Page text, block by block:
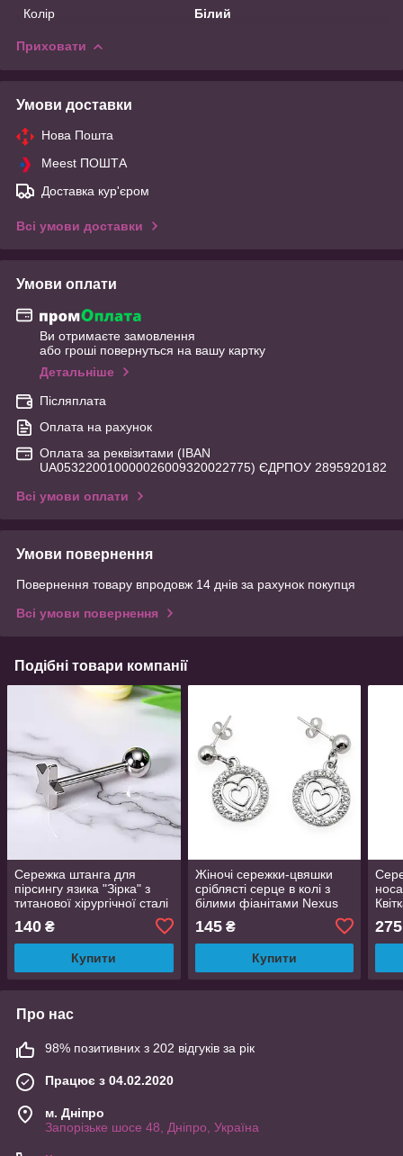
Колір
Білий
Приховати
Умови доставки
Нова Пошта
Meest ПОШТА
Доставка кур'єром
Всі умови доставки
Умови оплати
Ви отримаєте замовлення
або гроші повернуться на вашу картку
Детальніше
Післяплата
Оплата на рахунок
Оплата за реквізитами (IBAN
UA053220010000026009320022775) ЄДРПОУ 2895920182
Всі умови оплати
Умови повернення
Повернення товару впродовж 14 днів за рахунок покупця
Всі умови повернення
Подібні товари компанії
Сережка штанга для
пірсингу язика "Зірка" з
титанової хірургічної сталі
140 ₴
Купити
Жіночі сережки-цвяшки
сріблясті серце в колі з
білими фіанітами Nexus
145₴
Купити
275
Про нас
98% позитивних з 202 відгуків за рік
Працює з 04.02.2020
м. Дніпро
Запорізьке шосе 48, Дніпро, Україна